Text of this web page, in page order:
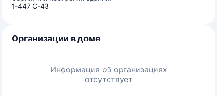
1-447 С-43
Организации в доме
Информация об организациях
отсутствует